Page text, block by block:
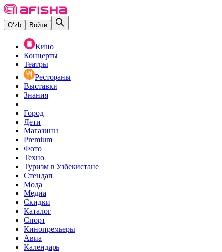
O‘zb Войти
Кино
Концерты
Театры
Рестораны
Выставки
Знания
Город
Дети
Магазины
Premium
Фото
Техно
Туризм в Узбекистане
Стендап
Мода
Медиа
Скидки
Каталог
Спорт
Кинопремьеры
Авиа
Календарь